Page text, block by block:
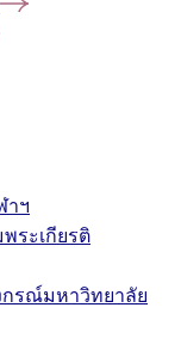
าฯ
ระเกียรติ
กรณ์มหาวิทยาลัย